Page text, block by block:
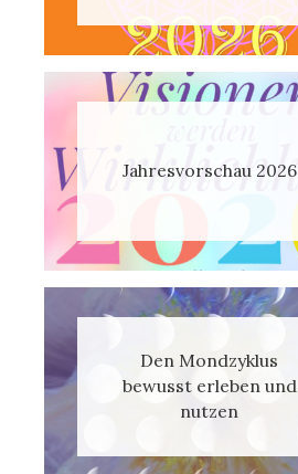
Jahresvorschau 2026
Den Mondzyklus
bewusst erleben und
nutzen